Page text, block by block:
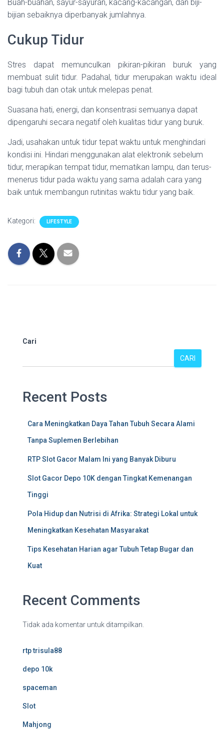
Buah-buahan, sayur-sayuran, kacang-kacangan, dan biji-
bijian sebaiknya diperbanyak jumlahnya.
Cukup Tidur
Stres dapat memunculkan pikiran-pikiran buruk yang
membuat sulit tidur. Padahal, tidur merupakan waktu ideal
bagi tubuh dan otak untuk melepas penat.
Suasana hati, energi, dan konsentrasi semuanya dapat
dipengaruhi secara negatif oleh kualitas tidur yang buruk.
Jadi, usahakan untuk tidur tepat waktu untuk menghindari
kondisi ini. Hindari menggunakan alat elektronik sebelum
tidur, merapikan tempat tidur, mematikan lampu, dan terus-
menerus tidur pada waktu yang sama adalah cara yang
baik untuk membangun rutinitas waktu tidur yang baik.
Kategori: LIFESTYLE
Cari
CARI
Recent Posts
Cara Meningkatkan Daya Tahan Tubuh Secara Alami
Tanpa Suplemen Berlebihan
RTP Slot Gacor Malam Ini yang Banyak Diburu
Slot Gacor Depo 10K dengan Tingkat Kemenangan
Tinggi
Pola Hidup dan Nutrisi di Afrika: Strategi Lokal untuk
Meningkatkan Kesehatan Masyarakat
Tips Kesehatan Harian agar Tubuh Tetap Bugar dan
Kuat
Recent Comments
Tidak ada komentar untuk ditampilkan.
rtp trisula88
depo 10k
spaceman
Slot
Mahjong